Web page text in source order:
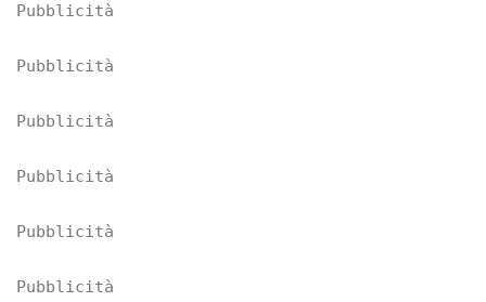
Pubblicità
Pubblicità
Pubblicità
Pubblicità
Pubblicità
Pubblicità